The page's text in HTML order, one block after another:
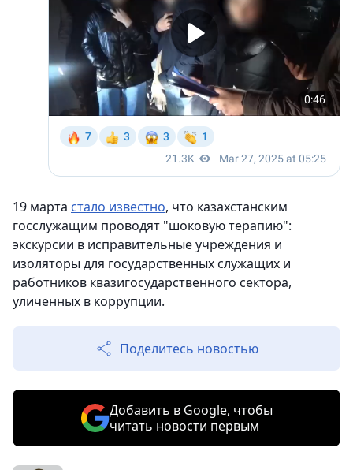
19 марта стало известно, что казахстанским
госслужащим проводят "шоковую терапию":
экскурсии в исправительные учреждения и
изоляторы для государственных служащих и
работников квазигосударственного сектора,
уличенных в коррупции.
Поделитесь новостью
Добавить в Google, чтобы
читать новости первым